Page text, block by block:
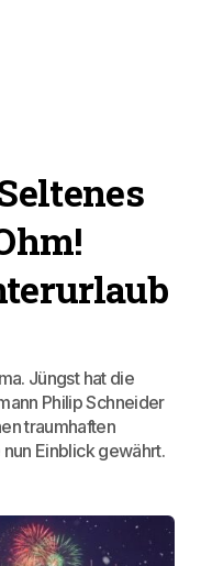
Jüngst hat die
Philip Schneider
traumhaften
Einblick gewährt.